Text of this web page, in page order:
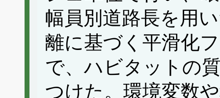
幅員別道路長を用
離に基づく平滑化
で、ハビタットの
つけた。環境変数